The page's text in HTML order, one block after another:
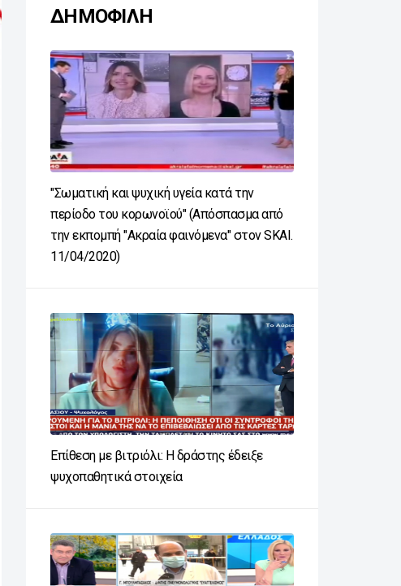
ΔΗΜΟΦΙΛΗ
"Σωματική και ψυχική υγεία κατά την
περίοδο του κορωνοϊού" (Απόσπασμα από
την εκπομπή "Ακραία φαινόμενα" στον SKAI.
11/04/2020)
Επίθεση με βιτριόλι: Η δράστης έδειξε
ψυχοπαθητικά στοιχεία